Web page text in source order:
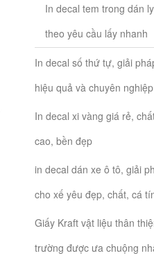
In decal tem trong dán
theo yêu cầu lấy nhanh
In decal số thứ tự, giải
hiệu quả và chuyên nghiệp
In decal xi vàng giá rẻ,
cao, bền đẹp
in decal dán xe ô tô, giải
cho xế yêu đẹp, chất, cá
Giấy Kraft vật liệu thân
trường được ưa chuộng